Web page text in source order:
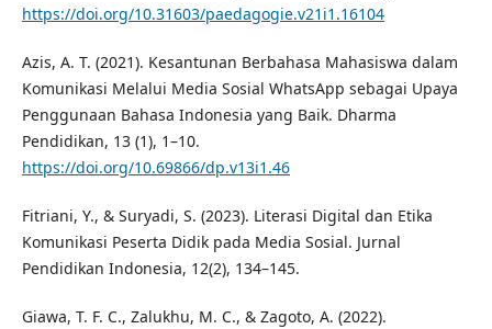
https://doi.org/10.31603/paedagogie.v21i1.16104
Azis, A. T. (2021). Kesantunan Berbahasa Mahasiswa dalam
Komunikasi Melalui Media Sosial WhatsApp sebagai Upaya
Penggunaan Bahasa Indonesia yang Baik. Dharma
Pendidikan, 13 (1), 1–10.
https://doi.org/10.69866/dp.v13i1.46
Fitriani, Y., & Suryadi, S. (2023). Literasi Digital dan Etika
Komunikasi Peserta Didik pada Media Sosial. Jurnal
Pendidikan Indonesia, 12(2), 134–145.
Giawa, T. F. C., Zalukhu, M. C., & Zagoto, A. (2022).